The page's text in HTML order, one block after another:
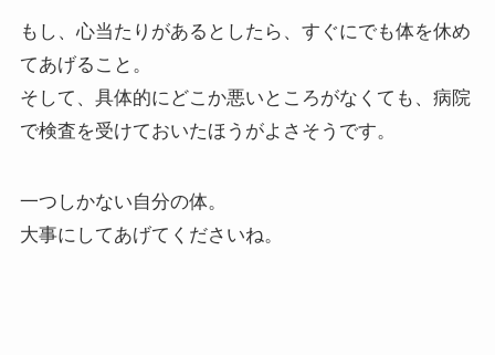
もし、心当たりがあるとしたら、すぐにでも体を休め
てあげること。
そして、具体的にどこか悪いところがなくても、病院
で検査を受けておいたほうがよさそうです。
一つしかない自分の体。
大事にしてあげてくださいね。